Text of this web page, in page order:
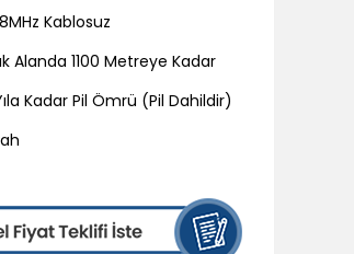
Kablosuz
Alanda 1100 Metreye Kadar
Kadar Pil Ömrü (Pil Dahildir)